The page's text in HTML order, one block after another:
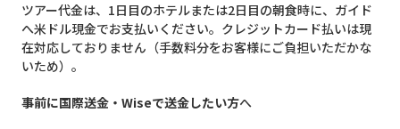
ツアー代金は、1日目のホテルまたは2日目の朝食時に、ガイド
へ米ドル現金でお支払いください。クレジットカード払いは現
在対応しておりません（手数料分をお客様にご負担いただかな
いため）。
事前に国際送金・Wiseで送金したい方へ